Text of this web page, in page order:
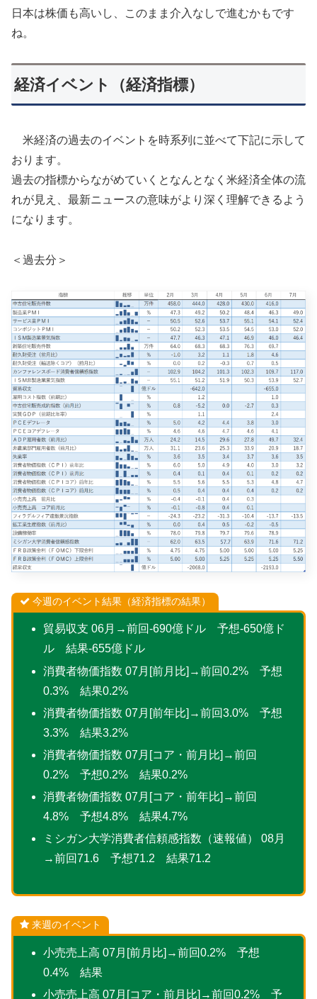
日本は株価も高いし、このまま介入なしで進むかもです
ね。
経済イベント（経済指標）
米経済の過去のイベントを時系列に並べて下記に示して
おります。
過去の指標からながめていくとなんとなく米経済全体の流
れが見え、最新ニュースの意味がより深く理解できるよう
になります。
＜過去分＞
今週のイベント結果（経済指標の結果）
貿易収支 06月→前回-690億ドル 予想-650億ド
ル 結果-655億ドル
消費者物価指数 07月[前月比]→前回0.2% 予想
0.3% 結果0.2%
消費者物価指数 07月[前年比]→前回3.0% 予想
3.3% 結果3.2%
消費者物価指数 07月[コア・前月比]→前回
0.2% 予想0.2% 結果0.2%
消費者物価指数 07月[コア・前年比]→前回
4.8% 予想4.8% 結果4.7%
ミシガン大学消費者信頼感指数（速報値） 08月
→前回71.6 予想71.2 結果71.2
来週のイベント
小売売上高 07月[前月比]→前回0.2% 予想
0.4% 結果
小売売上高 07月[コア・前月比]→前回0.2% 予